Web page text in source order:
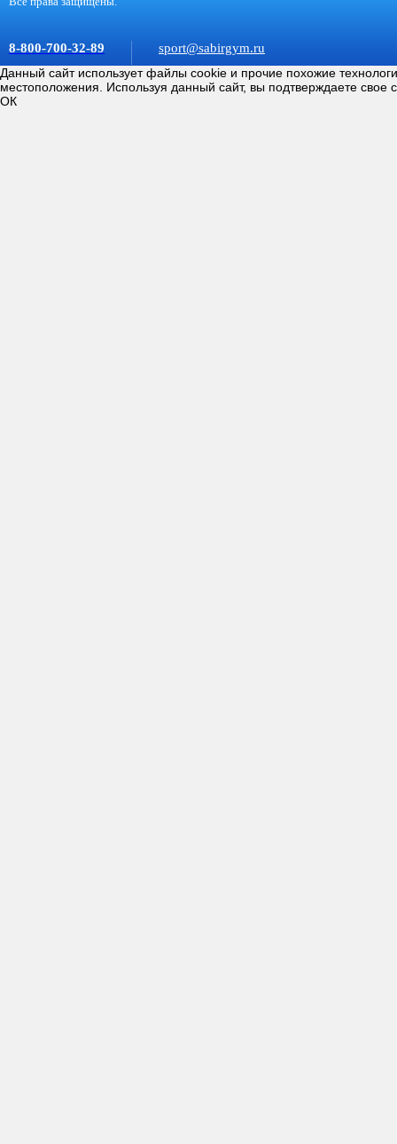
8-800-700-32-89
sport@sabirgym.ru
Данный сайт использует файлы cookie и прочие похожие
местоположения. Используя данный сайт, вы подтверждаете свое
ОК